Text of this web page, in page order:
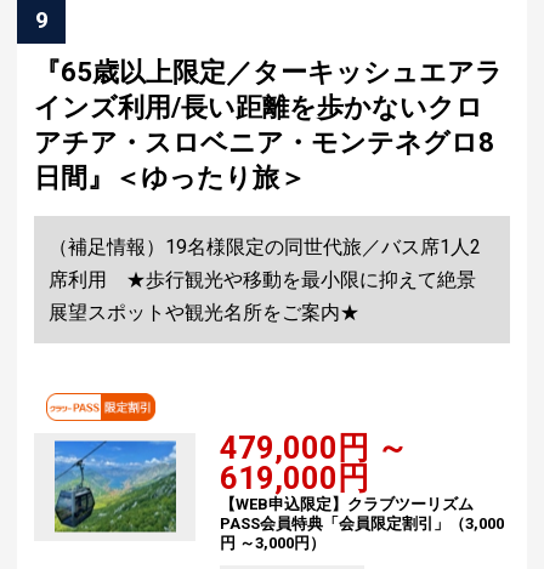
9
『65歳以上限定／ターキッシュエアラ
インズ利用/長い距離を歩かないクロ
アチア・スロベニア・モンテネグロ8
日間』＜ゆったり旅＞
（補足情報）19名様限定の同世代旅／バス席1人2
席利用 ★歩行観光や移動を最小限に抑えて絶景
展望スポットや観光名所をご案内★
479,000円 ～
619,000円
【WEB申込限定】クラブツーリズム
PASS会員特典「会員限定割引」（3,000
円 ～3,000円）